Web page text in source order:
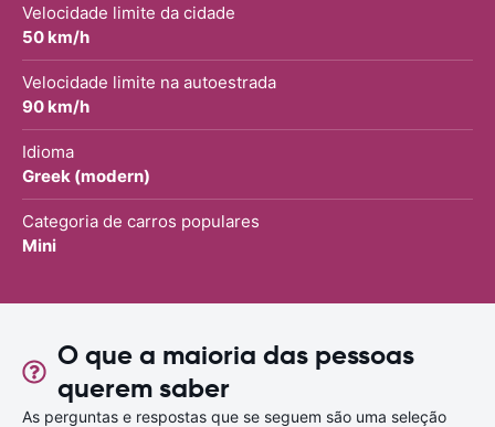
Velocidade limite da cidade
50 km/h
Velocidade limite na autoestrada
90 km/h
Idioma
Greek (modern)
Categoria de carros populares
Mini
O que a maioria das pessoas
querem saber
As perguntas e respostas que se seguem são uma seleção